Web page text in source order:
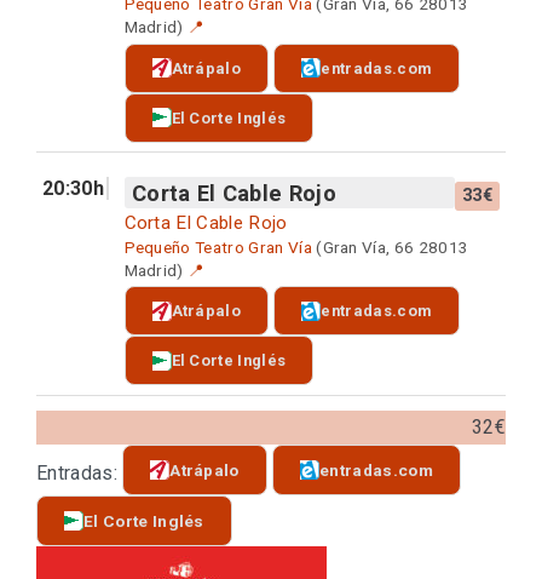
Pequeño Teatro Gran Vía(Gran Vía, 66 28013
Madrid) 📍
Atrápalo entradas.com
El Corte Inglés
20:30h Corta El Cable Rojo 33€
Corta El Cable Rojo
Pequeño Teatro Gran Vía (Gran Vía, 66 28013
Madrid) 📍
Atrápalo entradas.com
El Corte Inglés
32€
Entradas:
Atrápalo entradas.com
El Corte Inglés